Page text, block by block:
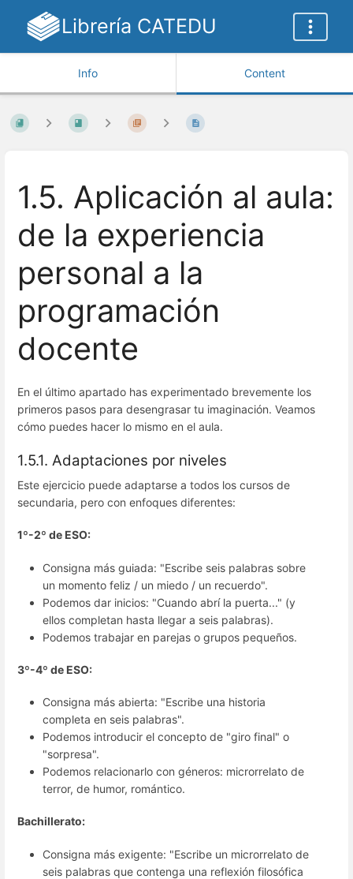
Librería CATEDU
Info Content
1.5. Aplicación al aula:
de la experiencia
personal a la
programación
docente
En el último apartado has experimentado brevemente los
primeros pasos para desengrasar tu imaginación. Veamos
cómo puedes hacer lo mismo en el aula.
1.5.1. Adaptaciones por niveles
Este ejercicio puede adaptarse a todos los cursos de
secundaria, pero con enfoques diferentes:
1º-2º de ESO:
Consigna más guiada: "Escribe seis palabras sobre
un momento feliz / un miedo / un recuerdo".
Podemos dar inicios: "Cuando abrí la puerta..." (y
ellos completan hasta llegar a seis palabras).
Podemos trabajar en parejas o grupos pequeños.
3º-4º de ESO:
Consigna más abierta: "Escribe una historia
completa en seis palabras".
Podemos introducir el concepto de "giro final" o
"sorpresa".
Podemos relacionarlo con géneros: microrrelato de
terror, de humor, romántico.
Bachillerato:
Consigna más exigente: "Escribe un microrrelato de
seis palabras que contenga una reflexión filosófica